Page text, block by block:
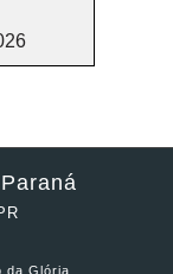
da Glória